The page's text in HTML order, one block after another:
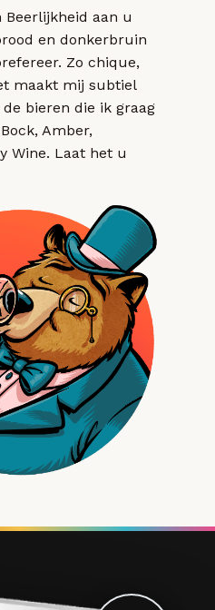
Beerlijkheid aan u
en donkerbruin
Zo chique,
maakt mij subtiel
bieren die ik graag
Amber,
Wine. Laat het u